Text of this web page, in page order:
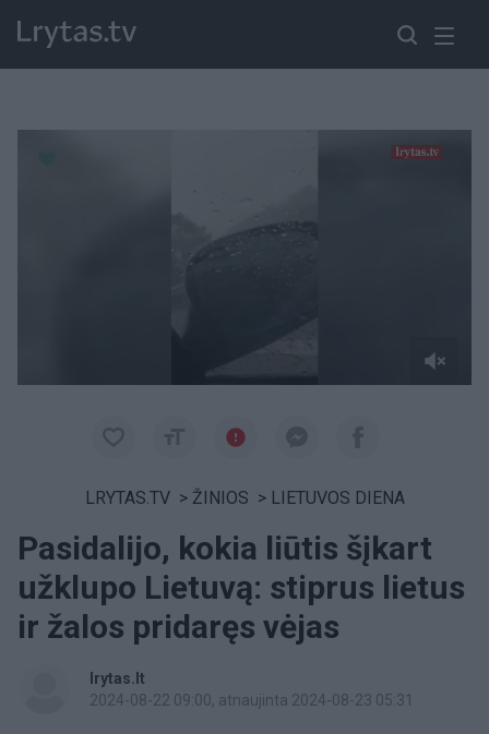
LRYTAS.TV > ŽINIOS > LIETUVOS DIENA
Pasidalijo, kokia liūtis šįkart
užklupo Lietuvą: stiprus lietus
ir žalos pridaręs vėjas
lrytas.lt
2024-08-22 09:00, atnaujinta 2024-08-23 05:31